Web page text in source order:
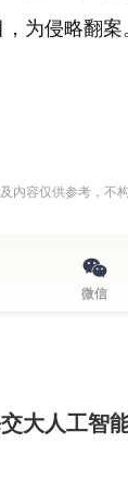
为侵略翻案。
内容仅供参考，不
微信
大人工智